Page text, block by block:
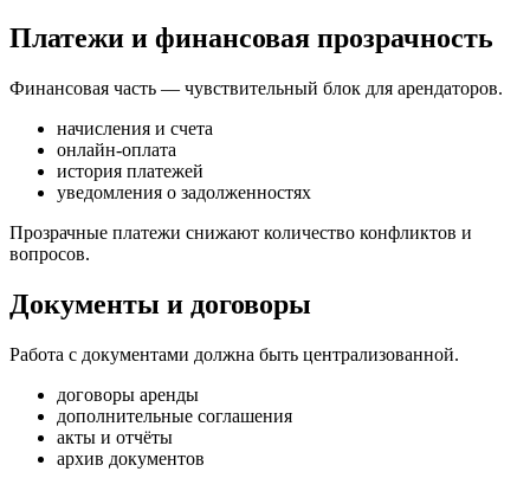
Платежи и финансовая прозрачность
Финансовая часть — чувствительный блок для арендаторов.
начисления и счета
онлайн-оплата
история платежей
уведомления о задолженностях
Прозрачные платежи снижают количество конфликтов и
вопросов.
Документы и договоры
Работа с документами должна быть централизованной.
договоры аренды
дополнительные соглашения
акты и отчёты
архив документов